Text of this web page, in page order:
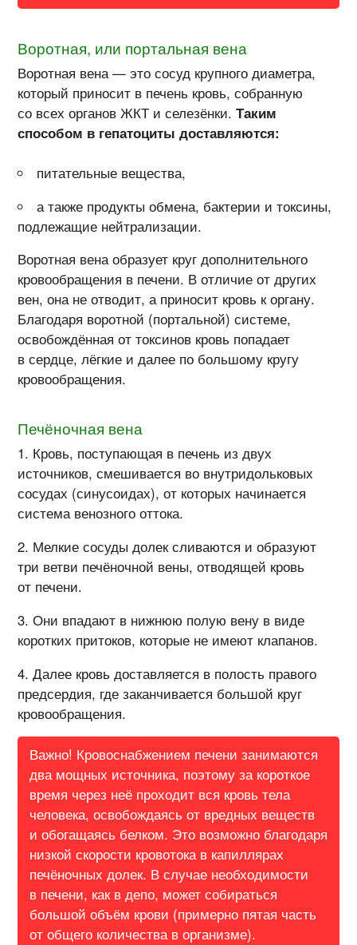
Воротная, или портальная вена
Воротная вена — это сосуд крупного диаметра,
который приносит в печень кровь, собранную
со всех органов ЖКТ и селезёнки.Таким
способом в гепатоциты доставляются:
питательные вещества,
а также продукты обмена, бактерии и токсины,
подлежащие нейтрализации.
Воротная вена образует круг дополнительного
кровообращения в печени. В отличие от других
вен, она не отводит, а приносит кровь к органу.
Благодаря воротной (портальной) системе,
освобождённая от токсинов кровь попадает
в сердце, лёгкие и далее по большому кругу
кровообращения.
Печёночная вена
Кровь, поступающая в печень из двух
источников, смешивается во внутридольковых
сосудах (синусоидах), от которых начинается
система венозного оттока.
Мелкие сосуды долек сливаются и образуют
три ветви печёночной вены, отводящей кровь
от печени.
Они впадают в нижнюю полую вену в виде
коротких притоков, которые не имеют клапанов.
Далее кровь доставляется в полость правого
предсердия, где заканчивается большой круг
кровообращения.
Важно! Кровоснабжением печени занимаются
два мощных источника, поэтому за короткое
время через неё проходит вся кровь тела
человека, освобождаясь от вредных веществ
и обогащаясь белком. Это возможно благодаря
низкой скорости кровотока в капиллярах
печёночных долек. В случае необходимости
в печени, как в депо, может собираться
большой объём крови (примерно пятая часть
от общего количества в организме).